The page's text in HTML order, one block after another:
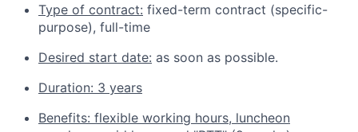
Type of contract: fixed-term contract (specific-
purpose), full-time
Desired start date: as soon as possible.
Duration: 3 years
Benefits: flexible working hours, luncheon